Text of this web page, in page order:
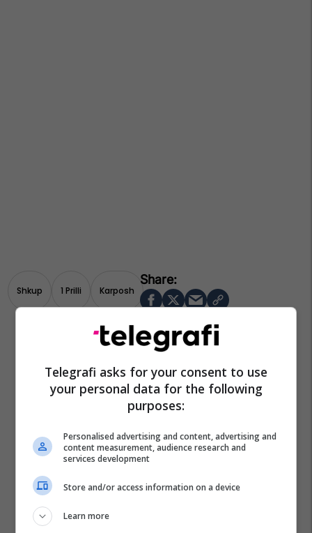
Shkup 1 Prilli Karposh
Telegrafi asks for your consent to use
your personal data for the following
purposes:
Personalised advertising and content, advertising and
content measurement, audience research and
services development
Store and/or access information on a device
Learn more